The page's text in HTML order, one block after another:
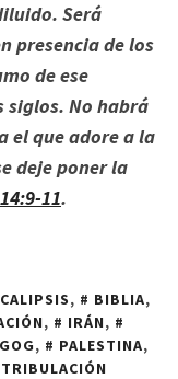
Será
presencia de los
de ese
siglos. No habrá
el que adore a la
deje poner la
11.
, BIBLIA,
, IRÁN,
, PALESTINA,
TRIBULACIÓN